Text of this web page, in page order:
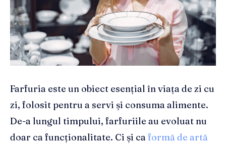
Farfuria este un obiect esențial în viața de zi cu
zi, folosit pentru a servi și consuma alimente.
De-a lungul timpului, farfuriile au evoluat nu
doar ca funcționalitate. Ci și ca formă de artă